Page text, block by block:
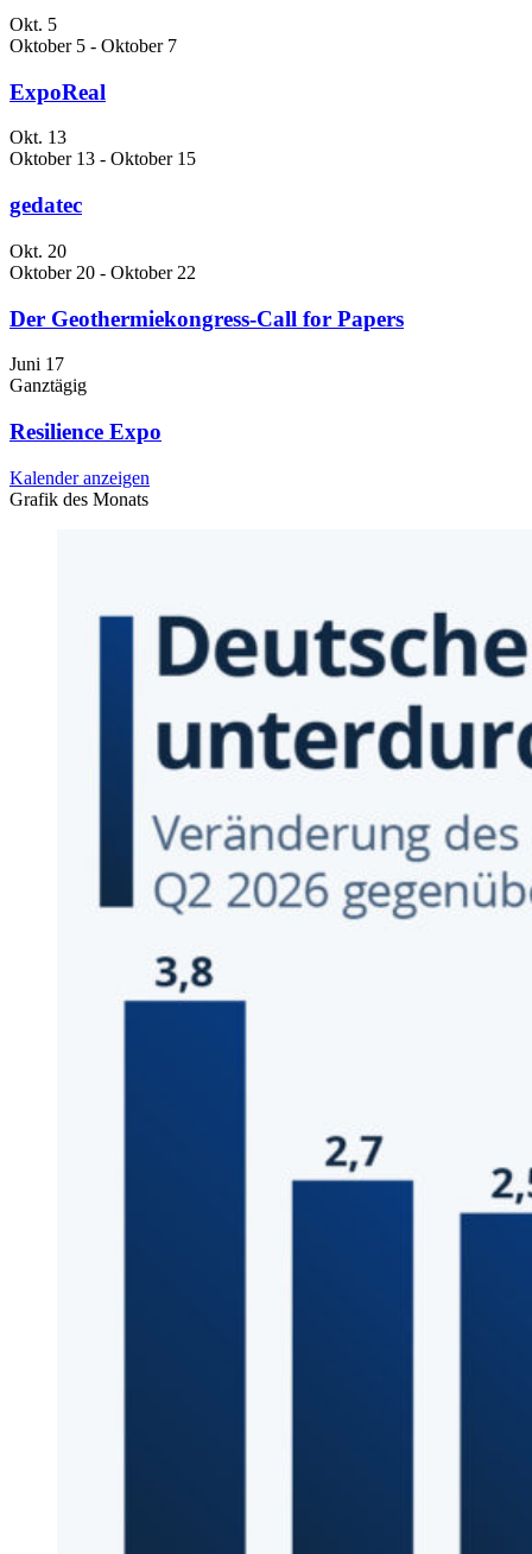
Okt. 5
Oktober 5 - Oktober 7
ExpoReal
Okt. 13
Oktober 13 - Oktober 15
gedatec
Okt. 20
Oktober 20 - Oktober 22
Der Geothermiekongress-Call for Papers
Juni 17
Ganztägig
Resilience Expo
Kalender anzeigen
Grafik des Monats